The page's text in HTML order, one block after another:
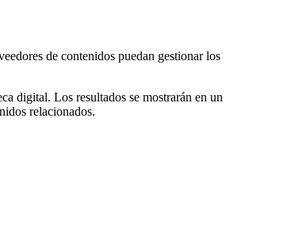
de contenidos puedan gestionar los
digital. Los resultados se mostrarán en un
relacionados.